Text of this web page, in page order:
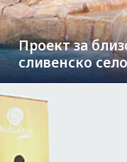
Проект за
сливенско